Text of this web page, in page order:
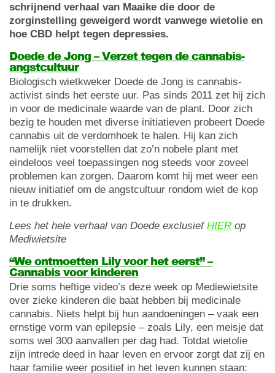
schrijnend verhaal van Maaike die door de
zorginstelling geweigerd wordt vanwege wietolie en
hoe CBD helpt tegen depressies.
Doede de Jong – Verzet tegen de cannabis-
angstcultuur
Biologisch wietkweker Doede de Jong is cannabis-
activist sinds het eerste uur. Pas sinds 2011 zet hij zich
in voor de medicinale waarde van de plant. Door zich
bezig te houden met diverse initiatieven probeert Doede
cannabis uit de verdomhoek te halen. Hij kan zich
namelijk niet voorstellen dat zo’n nobele plant met
eindeloos veel toepassingen nog steeds voor zoveel
problemen kan zorgen. Daarom komt hij met weer een
nieuw initiatief om de angstcultuur rondom wiet de kop
in te drukken.
Lees het hele verhaal van Doede exclusief HIER op
Mediwietsite
“We ontmoetten Lily voor het eerst” –
Cannabis voor kinderen
Drie soms heftige video’s deze week op Mediewietsite
over zieke kinderen die baat hebben bij medicinale
cannabis. Niets helpt bij hun aandoeningen – vaak een
ernstige vorm van epilepsie – zoals Lily, een meisje dat
soms wel 300 aanvallen per dag had. Totdat wietolie
zijn intrede deed in haar leven en ervoor zorgt dat zij en
haar familie weer positief in het leven kunnen staan: